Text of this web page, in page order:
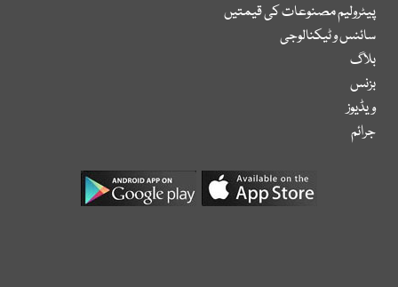
پیٹرولیم مصنوعات کی قیمتیں
سائنس و ٹیکنالوجی
بلاگ
بزنس
ویڈیوز
جرائم